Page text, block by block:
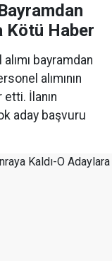
Kötü Haber
bayramdan
alımının
İlanın
aday başvuru